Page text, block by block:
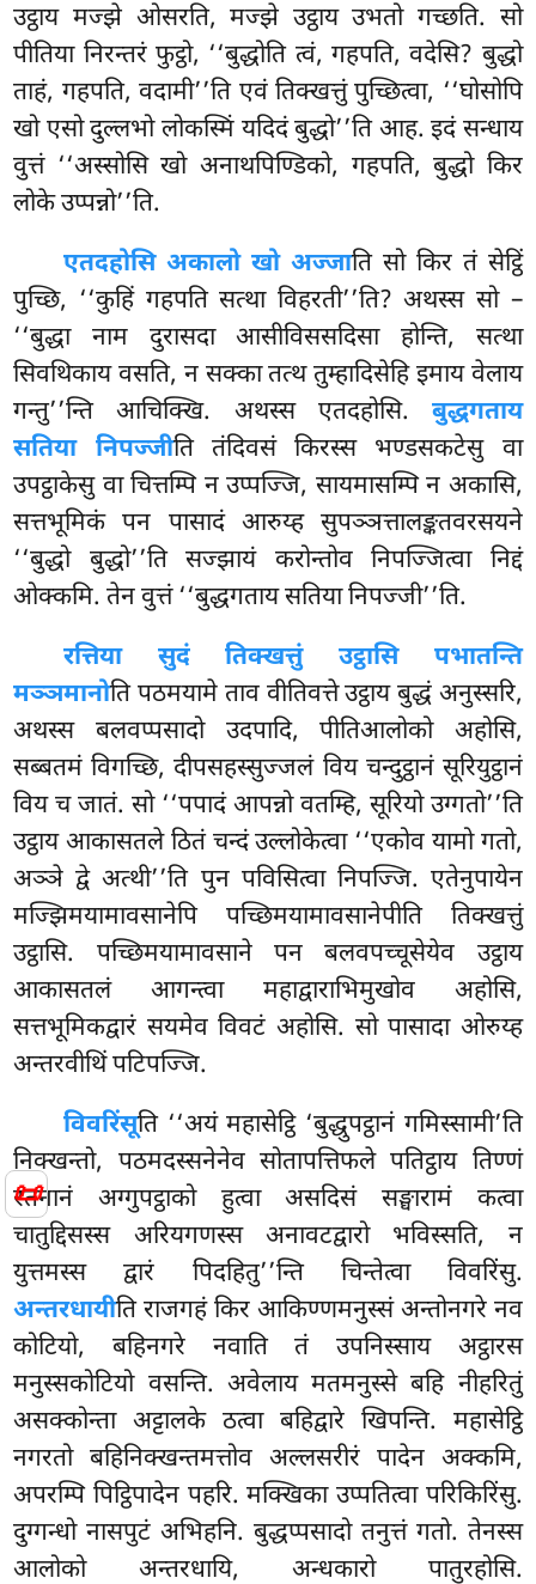
📜
उट्ठाय मज्झे ओसरति, मज्झे उट्ठाय उभतो गच्छति. सो
पीतिया निरन्तरं फुट्ठो, ‘‘बुद्धोति त्वं, गहपति, वदेसि? बुद्धो
ताहं, गहपति, वदामी’’ति एवं तिक्खत्तुं पुच्छित्वा, ‘‘घोसोपि
खो एसो दुल्लभो लोकस्मिं यदिदं बुद्धो’’ति आह. इदं सन्धाय
वुत्तं ‘‘अस्सोसि खो अनाथपिण्डिको, गहपति, बुद्धो किर
लोके उप्पन्नो’’ति.
एतदहोसि अकालो खो अज्जाति सो किर तं सेट्ठिं
पुच्छि, ‘‘कुहिं गहपति सत्था विहरती’’ति? अथस्स सो –
‘‘बुद्धा नाम दुरासदा आसीविससदिसा होन्ति, सत्था
सिवथिकाय वसति, न सक्का तत्थ तुम्हादिसेहि इमाय वेलाय
गन्तु’’न्ति आचिक्खि. अथस्स एतदहोसि. बुद्धगताय
सतिया निपज्जीति तंदिवसं किरस्स भण्डसकटेसु वा
उपट्ठाकेसु वा चित्तम्पि न उप्पज्जि, सायमासम्पि न अकासि,
सत्तभूमिकं पन पासादं आरुय्ह सुपञ्ञत्तालङ्कतवरसयने
‘‘बुद्धो बुद्धो’’ति सज्झायं करोन्तोव निपज्जित्वा निद्दं
ओक्कमि. तेन वुत्तं ‘‘बुद्धगताय सतिया निपज्जी’’ति.
रत्तिया सुदं तिक्खत्तुं उट्ठासि पभातन्ति
मञ्ञमानोति पठमयामे ताव वीतिवत्ते उट्ठाय बुद्धं अनुस्सरि,
अथस्स बलवप्पसादो उदपादि, पीतिआलोको अहोसि,
सब्बतमं विगच्छि, दीपसहस्सुज्जलं विय चन्दुट्ठानं सूरियुट्ठानं
विय च जातं. सो ‘‘पपादं आपन्नो वतम्हि, सूरियो उग्गतो’’ति
उट्ठाय आकासतले ठितं चन्दं उल्लोकेत्वा ‘‘एकोव यामो गतो,
अञ्ञे द्वे अत्थी’’ति पुन पविसित्वा निपज्जि. एतेनुपायेन
मज्झिमयामावसानेपि पच्छिमयामावसानेपीति तिक्खत्तुं
उट्ठासि. पच्छिमयामावसाने पन बलवपच्चूसेयेव उट्ठाय
आकासतलं आगन्त्वा महाद्वाराभिमुखोव अहोसि,
सत्तभूमिकद्वारं सयमेव विवटं अहोसि. सो पासादा ओरुय्ह
अन्तरवीथिं पटिपज्जि.
विवरिंसूति ‘‘अयं महासेट्ठि ‘बुद्धुपट्ठानं गमिस्सामी’ति
निक्खन्तो, पठमदस्सनेनेव सोतापत्तिफले पतिट्ठाय तिण्णं
रतनानं अग्गुपट्ठाको हुत्वा असदिसं सङ्घारामं कत्वा
चातुद्दिसस्स अरियगणस्स अनावटद्वारो भविस्सति, न
युत्तमस्स द्वारं पिदहितु’’न्ति चिन्तेत्वा विवरिंसु.
अन्तरधायीति राजगहं किर आकिण्णमनुस्सं अन्तोनगरे नव
कोटियो, बहिनगरे नवाति तं उपनिस्साय अट्ठारस
मनुस्सकोटियो वसन्ति. अवेलाय मतमनुस्से बहि नीहरितुं
असक्कोन्ता अट्टालके ठत्वा बहिद्वारे खिपन्ति. महासेट्ठि
नगरतो बहिनिक्खन्तमत्तोव अल्लसरीरं पादेन अक्कमि,
अपरम्पि पिट्ठिपादेन पहरि. मक्खिका उप्पतित्वा परिकिरिंसु.
दुग्गन्धो नासपुटं अभिहनि. बुद्धप्पसादो तनुत्तं गतो. तेनस्स
आलोको अन्तरधायि, अन्धकारो पातुरहोसि.